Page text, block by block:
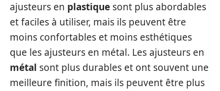
ajusteurs en plastique sont plus abordables
et faciles à utiliser, mais ils peuvent être
moins confortables et moins esthétiques
que les ajusteurs en métal. Les ajusteurs en
métal sont plus durables et ont souvent une
meilleure finition, mais ils peuvent être plus